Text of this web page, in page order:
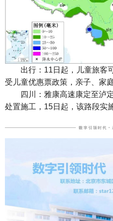
出行：11日起，儿童旅客
受儿童优惠票政策，亲子、家
四川：雅康高速康定至泸定
处置施工，15日起，该路段实